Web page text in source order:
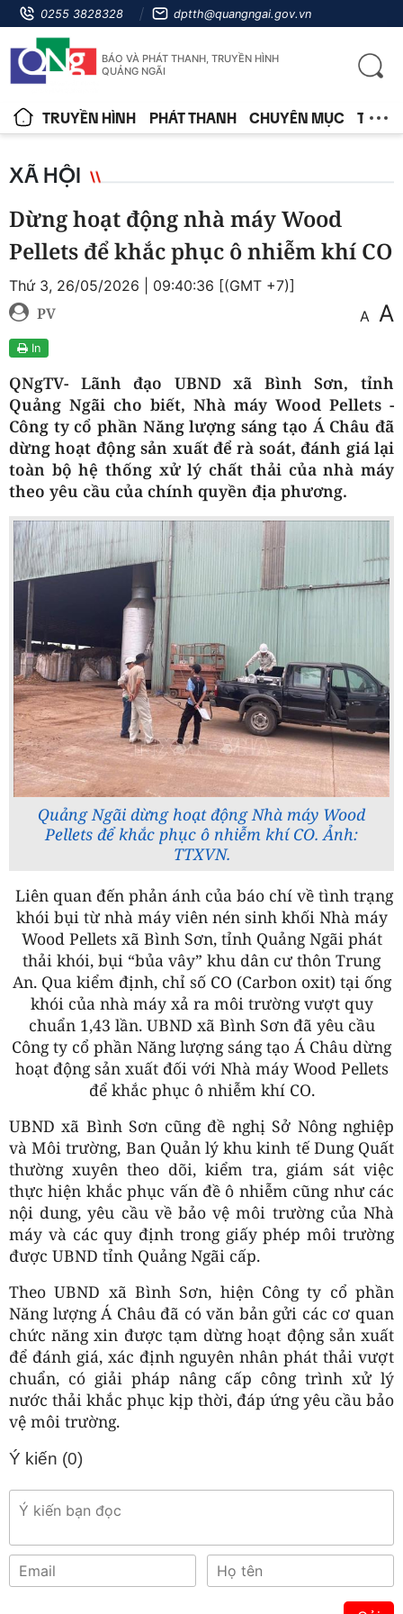
0255 3828328 dptth@quangngai.gov.vn
BÁO VÀ PHÁT THANH, TRUYỀN HÌNH
QUẢNG NGÃI
TRUYỀN HÌNH PHÁT THANH CHUYÊN MỤC TIN
XÃ HỘI
Dừng hoạt động nhà máy Wood
Pellets để khắc phục ô nhiễm khí CO
Thứ 3, 26/05/2026 | 09:40:36 [(GMT +7)]
PV A A
In
QNgTV- Lãnh đạo UBND xã Bình Sơn, tỉnh
Quảng Ngãi cho biết, Nhà máy Wood Pellets -
Công ty cổ phần Năng lượng sáng tạo Á Châu đã
dừng hoạt động sản xuất để rà soát, đánh giá lại
toàn bộ hệ thống xử lý chất thải của nhà máy
theo yêu cầu của chính quyền địa phương.
Quảng Ngãi dừng hoạt động Nhà máy Wood
Pellets để khắc phục ô nhiễm khí CO. Ảnh:
TTXVN.
Liên quan đến phản ánh của báo chí về tình trạng
khói bụi từ nhà máy viên nén sinh khối Nhà máy
Wood Pellets xã Bình Sơn, tỉnh Quảng Ngãi phát
thải khói, bụi “bủa vây” khu dân cư thôn Trung
An. Qua kiểm định, chỉ số CO (Carbon oxit) tại ống
khói của nhà máy xả ra môi trường vượt quy
chuẩn 1,43 lần. UBND xã Bình Sơn đã yêu cầu
Công ty cổ phần Năng lượng sáng tạo Á Châu dừng
hoạt động sản xuất đối với Nhà máy Wood Pellets
để khắc phục ô nhiễm khí CO.
UBND xã Bình Sơn cũng đề nghị Sở Nông nghiệp
và Môi trường, Ban Quản lý khu kinh tế Dung Quất
thường xuyên theo dõi, kiểm tra, giám sát việc
thực hiện khắc phục vấn đề ô nhiễm cũng như các
nội dung, yêu cầu về bảo vệ môi trường của Nhà
máy và các quy định trong giấy phép môi trường
được UBND tỉnh Quảng Ngãi cấp.
Theo UBND xã Bình Sơn, hiện Công ty cổ phần
Năng lượng Á Châu đã có văn bản gửi các cơ quan
chức năng xin được tạm dừng hoạt động sản xuất
để đánh giá, xác định nguyên nhân phát thải vượt
chuẩn, có giải pháp nâng cấp công trình xử lý
nước thải khắc phục kịp thời, đáp ứng yêu cầu bảo
vệ môi trường.
Ý kiến (0)